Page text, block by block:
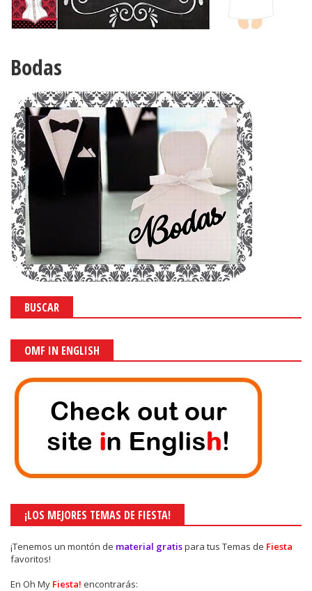
Bodas
BUSCAR
OMF IN ENGLISH
¡LOS MEJORES TEMAS DE FIESTA!
¡Tenemos un montón de material gratispara tus Temas de Fiesta
favoritos!
En Oh My Fiesta! encontrarás: